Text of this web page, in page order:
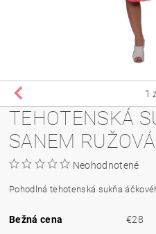
1
TEHOTENSKÁ
SANEM
Neohodnotené
Pohodlná tehotenská sukňa
Bežná cena
€28